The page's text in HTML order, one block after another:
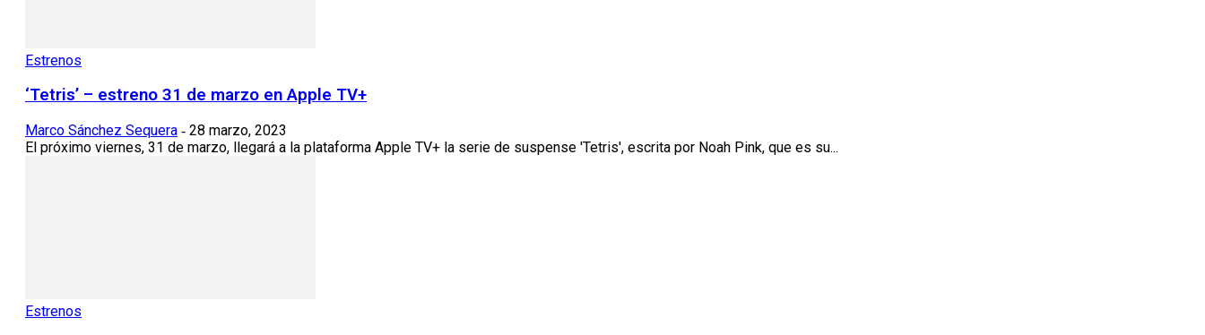
Estrenos
‘Tetris’ – estreno 31 de marzo en Apple TV+
Marco Sánchez Sequera - 28 marzo, 2023
El próximo viernes, 31 de marzo, llegará a la plataforma Apple TV+ la serie de suspense 'Tetris', escrita por Noah Pink, que es su...
Estrenos